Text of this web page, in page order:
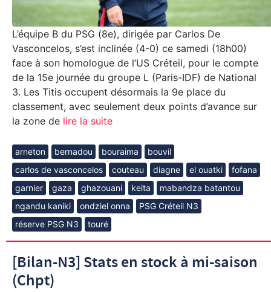
L’équipe B du PSG (8e), dirigée par Carlos De
Vasconcelos, s’est inclinée (4-0) ce samedi (18h00)
face à son homologue de l’US Créteil, pour le compte
de la 15e journée du groupe L (Paris-IDF) de National
3. Les Titis occupent désormais la 9e place du
classement, avec seulement deux points d’avance sur
la zone de lire la suite
arneton bernadou bouraima
bouvil
carlos de vasconcelos
couteau diagne el ouatki
fofana
garnier
gaza ghazouani keita
mabandza batantou
ngandu kaniki
ondziel onna
PSG Créteil N3
réserve PSG N3
touré
[Bilan-N3] Stats en stock à mi-saison
(Chpt)